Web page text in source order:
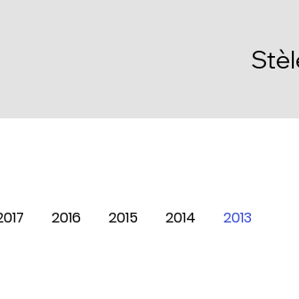
2016 2015 2014 2013